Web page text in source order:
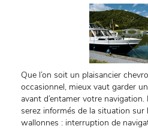
Que l’on soit un plaisancier
occasionnel, mieux vaut garder
avant d’entamer votre
serez informés de la situation sur
wallonnes : interruption de